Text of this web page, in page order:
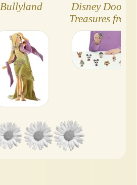
звуками и
музыкой, а также
со стреляющей
пушкой и
выпрыгивающим
крокодилом,
мальчик-пират
Джейк и попугай
Скалли, 3 заряда
к пушке. Длина
корабля около 42
см.
Bullyland
Disney
Treasures from
Vault
Peek:
минифигурки!